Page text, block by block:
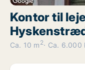
Kontor til
Ca. 10 m 2 Ca. 6.000